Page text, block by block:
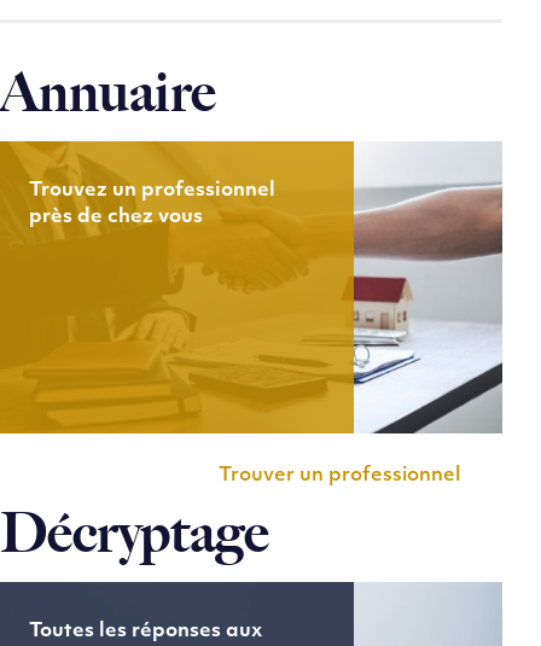
Annuaire
Trouvez un professionnel
près de chez vous
Trouver un professionnel
Décryptage
Toutes les réponses aux